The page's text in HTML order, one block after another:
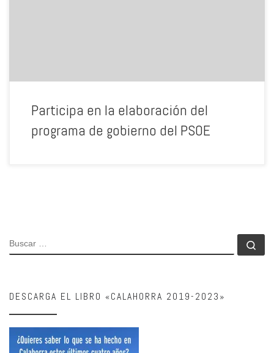
Participa en la elaboración del
programa de gobierno del PSOE
BUSCAR
DESCARGA EL LIBRO «CALAHORRA 2019-2023»